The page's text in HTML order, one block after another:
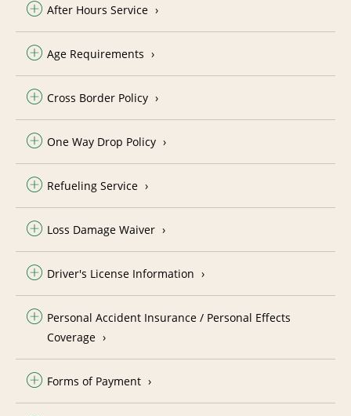
After Hours Service
Age Requirements
Cross Border Policy
One Way Drop Policy
Refueling Service
Loss Damage Waiver
Driver's License Information
Personal Accident Insurance / Personal Effects
Coverage
Forms of Payment